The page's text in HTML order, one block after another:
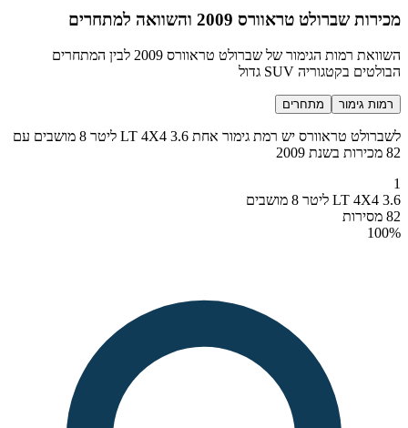
מכירות שברולט טראוורס 2009 והשוואה למתחרים
השוואת רמות הגימור של שברולט טראוורס 2009 לבין המתחרים
הבולטים בקטגוריה SUV גדול
רמות גימור מתחרים
לשברולט טראוורס יש רמת גימור אחת LT 4X4 3.6 ליטר 8 מושבים עם
82 מכירות בשנת 2009
1
LT 4X4 3.6 ליטר 8 מושבים
82 מסירות
100%